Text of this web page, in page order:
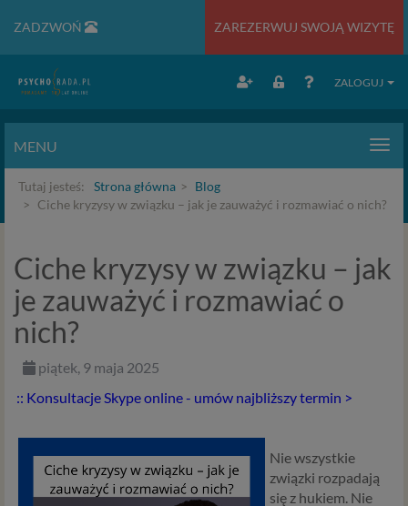
ZADZWOŃ ZAREZERWUJ SWOJĄ WIZYTĘ
ZALOGUJ
MENU
Tutaj jesteś: Strona główna
Blog
Ciche kryzysy w związku – jak je zauważyć i rozmawiać o nich?
Ciche kryzysy w związku – jak
je zauważyć i rozmawiać o
nich?
piątek, 9 maja 2025
:: Konsultacje Skype online - umów najbliższy termin >
Niewszystkie
związki rozpadają
się z hukiem. Nie